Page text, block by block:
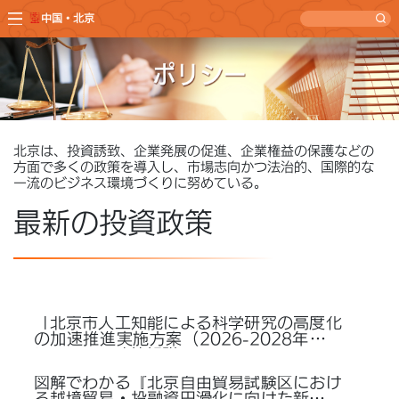
中国・北京
北京は、投資誘致、企業発展の促進、企業権益の保護などの
方面で多くの政策を導入し、市場志向かつ法治的、国際的な
一流のビジネス環境づくりに努めている。
最新の投資政策
「北京市人工知能による科学研究の高度化
の加速推進実施方案（2026-2028年）」
についての政策解説
図解でわかる『北京自由貿易試験区におけ